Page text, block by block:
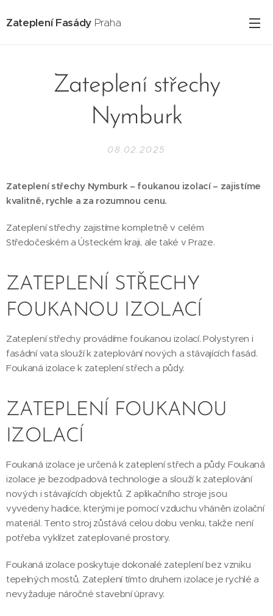
Zateplení Fasády Praha
Zateplení střechy
Nymburk
08.02.2025
Zateplení střechy Nymburk – foukanou izolací – zajistíme
kvalitně, rychle a za rozumnou cenu.
Zateplení střechy zajistíme kompletně v celém
Středočeském a Ústeckém kraji, ale také v Praze.
ZATEPLENÍ STŘECHY
FOUKANOU IZOLACÍ
Zateplení střechy provádíme foukanou izolací. Polystyren i
fasádní vata slouží k zateplování nových a stávajících fasád.
Foukaná izolace k zateplení střech a půdy.
ZATEPLENÍ FOUKANOU
IZOLACÍ
Foukaná izolace je určená k zateplení střech a půdy. Foukaná
izolace je bezodpadová technologie a slouží k zateplování
nových i stávajících objektů. Z aplikačního stroje jsou
vyvedeny hadice, kterými je pomocí vzduchu vháněn izolační
materiál. Tento stroj zůstává celou dobu venku, takže není
potřeba vyklízet zateplované prostory.
Foukaná izolace poskytuje dokonalé zateplení bez vzniku
tepelných mostů. Zateplení tímto druhem izolace je rychlé a
nevyžaduje náročné stavební úpravy.